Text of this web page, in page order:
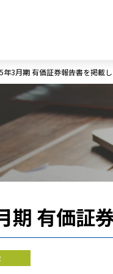
年3月期 有価証券報告書を掲載
期 有価証